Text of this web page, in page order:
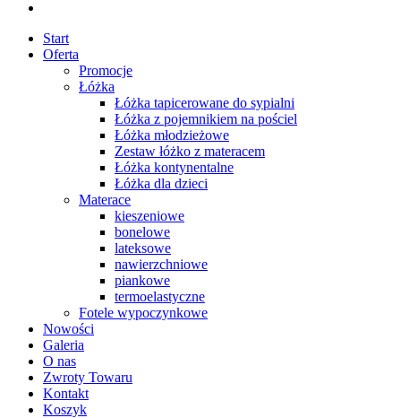
Start
Oferta
Promocje
Łóżka
Łóżka tapicerowane do sypialni
Łóżka z pojemnikiem na pościel
Łóżka młodzieżowe
Zestaw łóżko z materacem
Łóżka kontynentalne
Łóżka dla dzieci
Materace
kieszeniowe
bonelowe
lateksowe
nawierzchniowe
piankowe
termoelastyczne
Fotele wypoczynkowe
Nowości
Galeria
O nas
Zwroty Towaru
Kontakt
Koszyk